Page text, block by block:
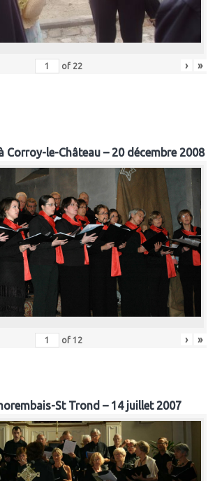
of 22 › »
Corroy-le-Château – 20 décembre 2008
of 12 › »
St Trond – 14 juillet 2007